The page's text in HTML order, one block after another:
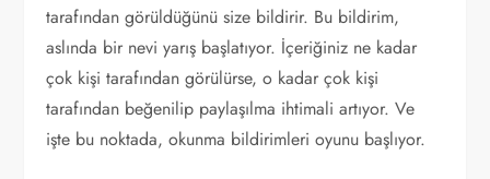
tarafından görüldüğünü size bildirir. Bu bildirim,
aslında bir nevi yarış başlatıyor. İçeriğiniz ne kadar
çok kişi tarafından görülürse, o kadar çok kişi
tarafından beğenilip paylaşılma ihtimali artıyor. Ve
işte bu noktada, okunma bildirimleri oyunu başlıyor.